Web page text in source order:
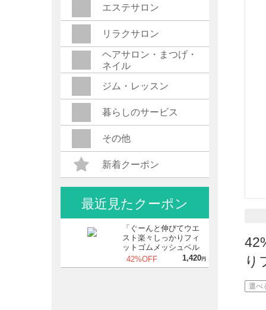
り
選べ
エステサロン
リラクサロン
ヘアサロン・まつげ・
ネイル
ジム・レッスン
暮らしのサービス
その他
新着クーポン
最近見たクーポン
「ぐーんと伸びてウエ
スト楽々しっかりフィ
ットゴムメッシュベル
ト2個セット」
42%OFF 1,420円